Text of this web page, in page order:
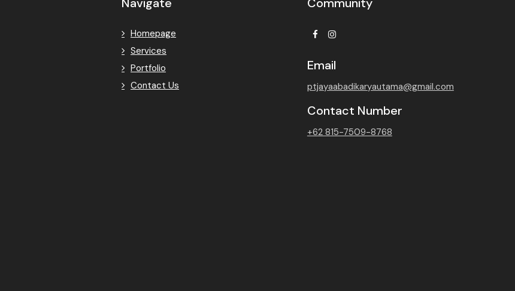
Homepage
Services
Portfolio
Contact Us
FacebookInstagram
Email
ptjayaabadikaryautama@gmail.com
Contact Number
+62 815-7509-8768